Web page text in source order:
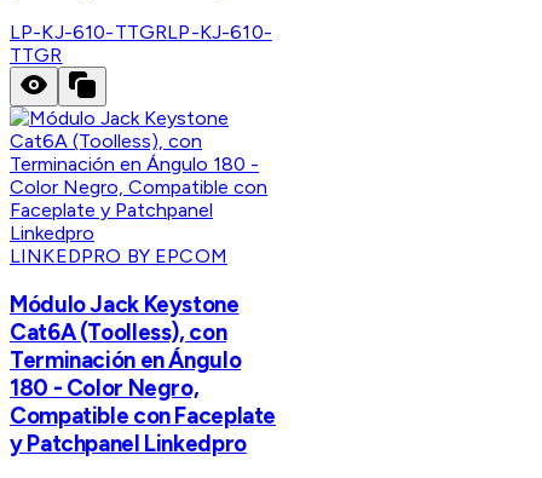
LP-KJ-610-TTGRLP-KJ-610-
TTGR
LINKEDPRO BY EPCOM
Módulo Jack Keystone
Cat6A (Toolless), con
Terminación en Ángulo
180 - Color Negro,
Compatible con Faceplate
y Patchpanel Linkedpro